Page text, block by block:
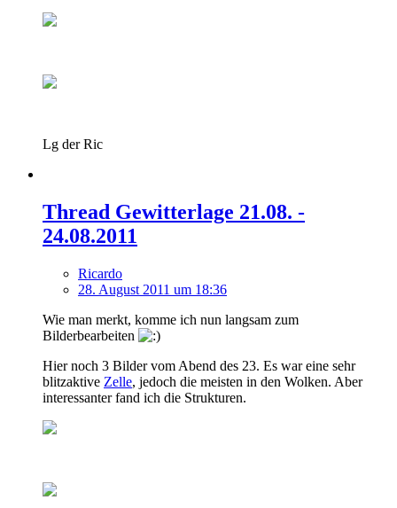
Lg der Ric
Thread Gewitterlage 21.08. -
24.08.2011
Ricardo
28. August 2011 um 18:36
Wie man merkt, komme ich nun langsam zum
Bilderbearbeiten
Hier noch 3 Bilder vom Abend des 23. Es war eine sehr
blitzaktive Zelle, jedoch die meisten in den Wolken. Aber
interessanter fand ich die Strukturen.